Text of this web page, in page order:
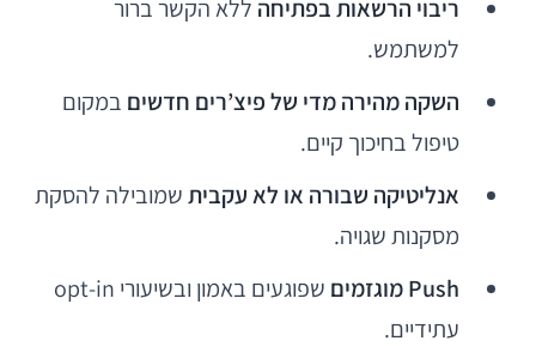
ריבוי הרשאות בפתיחה ללא הקשר ברור
למשתמש.
השקה מהירה מדי של פיצ’רים חדשים במקום
טיפול בחיכוך קיים.
אנליטיקה שבורה או לא עקביתשמובילה להסקת
מסקנות שגויה.
Push מוגזמים
שפוגעים באמון ובשיעורי opt-in
עתידיים.